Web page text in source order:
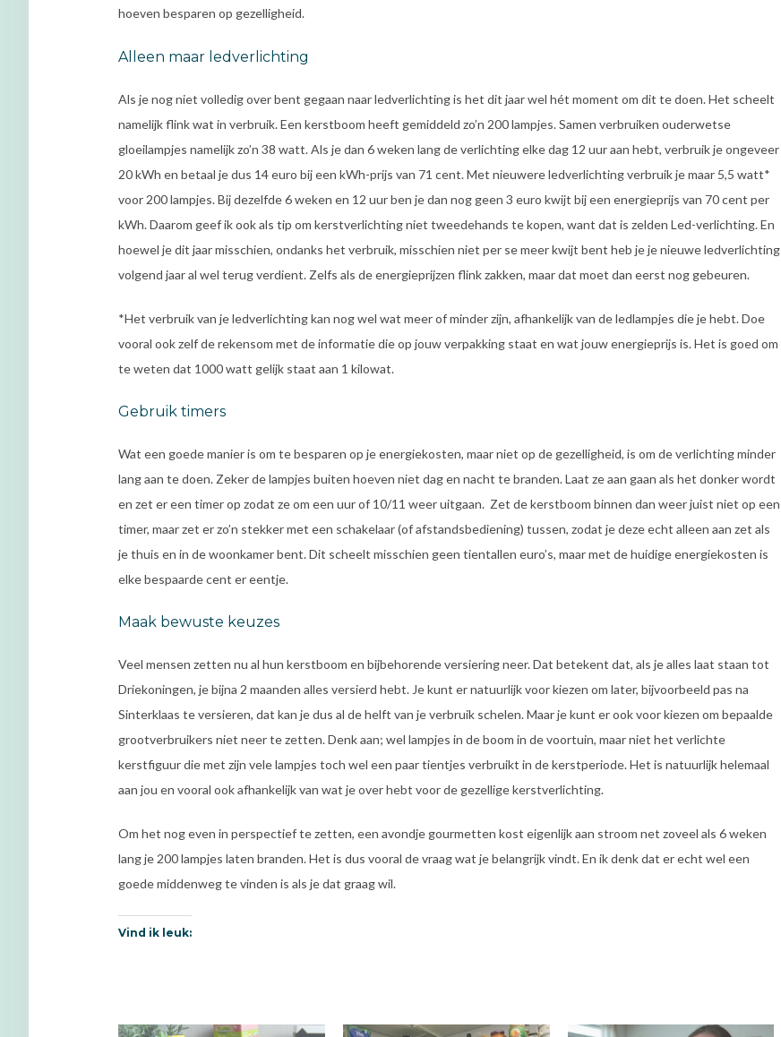
hoeven besparen op gezelligheid.
Alleen maar ledverlichting
Als je nog niet volledig over bent gegaan naar ledverlichting is het dit jaar wel hét moment om dit te doen. Het scheelt
namelijk flink wat in verbruik. Een kerstboom heeft gemiddeld zo’n 200 lampjes. Samen verbruiken ouderwetse
gloeilampjes namelijk zo’n 38 watt. Als je dan 6 weken lang de verlichting elke dag 12 uur aan hebt, verbruik je ongeveer
20 kWh en betaal je dus 14 euro bij een kWh-prijs van 71 cent. Met nieuwere ledverlichting verbruik je maar 5,5 watt*
voor 200 lampjes. Bij dezelfde 6 weken en 12 uur ben je dan nog geen 3 euro kwijt bij een energieprijs van 70 cent per
kWh. Daarom geef ik ook als tip om kerstverlichting niet tweedehands te kopen, want dat is zelden Led-verlichting. En
hoewel je dit jaar misschien, ondanks het verbruik, misschien niet per se meer kwijt bent heb je je nieuwe ledverlichting
volgend jaar al wel terug verdient. Zelfs als de energieprijzen flink zakken, maar dat moet dan eerst nog gebeuren.
*Het verbruik van je ledverlichting kan nog wel wat meer of minder zijn, afhankelijk van de ledlampjes die je hebt. Doe
vooral ook zelf de rekensom met de informatie die op jouw verpakking staat en wat jouw energieprijs is. Het is goed om
te weten dat 1000 watt gelijk staat aan 1 kilowat.
Gebruik timers
Wat een goede manier is om te besparen op je energiekosten, maar niet op de gezelligheid, is om de verlichting minder
lang aan te doen. Zeker de lampjes buiten hoeven niet dag en nacht te branden. Laat ze aan gaan als het donker wordt
en zet er een timer op zodat ze om een uur of 10/11 weer uitgaan. Zet de kerstboom binnen dan weer juist niet op een
timer, maar zet er zo’n stekker met een schakelaar (of afstandsbediening) tussen, zodat je deze echt alleen aan zet als
je thuis en in de woonkamer bent. Dit scheelt misschien geen tientallen euro’s, maar met de huidige energiekosten is
elke bespaarde cent er eentje.
Maak bewuste keuzes
Veel mensen zetten nu al hun kerstboom en bijbehorende versiering neer. Dat betekent dat, als je alles laat staan tot
Driekoningen, je bijna 2 maanden alles versierd hebt. Je kunt er natuurlijk voor kiezen om later, bijvoorbeeld pas na
Sinterklaas te versieren, dat kan je dus al de helft van je verbruik schelen. Maar je kunt er ook voor kiezen om bepaalde
grootverbruikers niet neer te zetten. Denk aan; wel lampjes in de boom in de voortuin, maar niet het verlichte
kerstfiguur die met zijn vele lampjes toch wel een paar tientjes verbruikt in de kerstperiode. Het is natuurlijk helemaal
aan jou en vooral ook afhankelijk van wat je over hebt voor de gezellige kerstverlichting.
Om het nog even in perspectief te zetten, een avondje gourmetten kost eigenlijk aan stroom net zoveel als 6 weken
lang je 200 lampjes laten branden. Het is dus vooral de vraag wat je belangrijk vindt. En ik denk dat er echt wel een
goede middenweg te vinden is als je dat graag wil.
Vind ik leuk: